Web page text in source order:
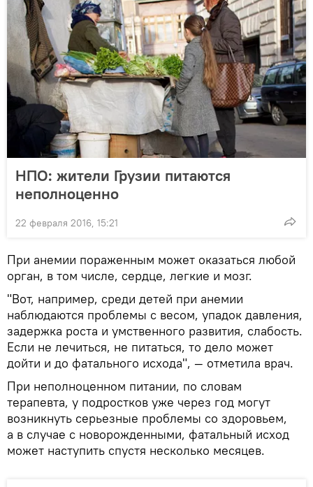
НПО: жители Грузии питаются
неполноценно
22 февраля 2016, 15:21
При анемии пораженным может оказаться любой
орган, в том числе, сердце, легкие и мозг.
"Вот, например, среди детей при анемии
наблюдаются проблемы с весом, упадок давления,
задержка роста и умственного развития, слабость.
Если не лечиться, не питаться, то дело может
дойти и до фатального исхода", — отметила врач.
При неполноценном питании, по словам
терапевта, у подростков уже через год могут
возникнуть серьезные проблемы со здоровьем,
а в случае с новорожденными, фатальный исход
может наступить спустя несколько месяцев.